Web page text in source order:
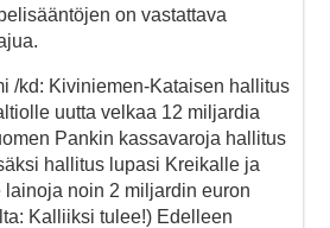
on vastattava
/kd: Kiviniemen-Kataisen hallitus
uutta velkaa 12 miljardia
Pankin kassavaroja hallitus
hallitus lupasi Kreikalle ja
noin 2 miljardin euron
Kalliiksi tulee!) Edelleen